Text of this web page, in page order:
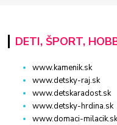
DETI, ŠPORT,
www.kamenik.sk
www.detsky-raj.sk
www.detskaradost.sk
www.detsky-hrdina.sk
www.domaci-